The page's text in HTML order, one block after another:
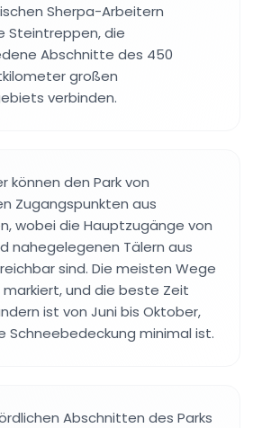
Sherpa-Arbeitern
Steintreppen, die
Abschnitte des 450
großen
verbinden.
können den Park von
Zugangspunkten aus
wobei die Hauptzugänge von
nahegelegenen Tälern aus
sind. Die meisten Wege
und die beste Zeit
ist von Juni bis Oktober,
Schneebedeckung minimal ist.
Abschnitten des Parks